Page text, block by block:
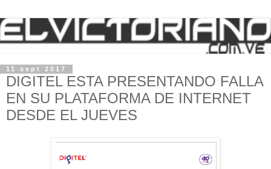
11 sept 2017
DIGITEL ESTA PRESENTANDO FALLA
EN SU PLATAFORMA DE INTERNET
DESDE EL JUEVES